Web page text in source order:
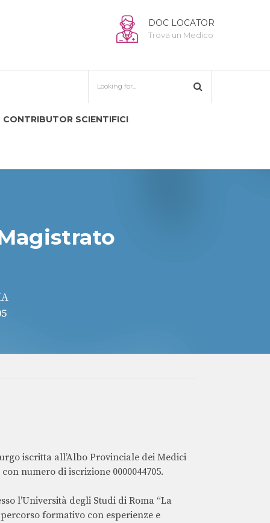
DOC LOCATOR
Trova un Medico
CONTRIBUTOR SCIENTIFICI
iscritta all’Albo Provinciale dei Medici
numero di iscrizione 0000044705.
l’Università degli Studi di Roma “La
formativo con esperienze e